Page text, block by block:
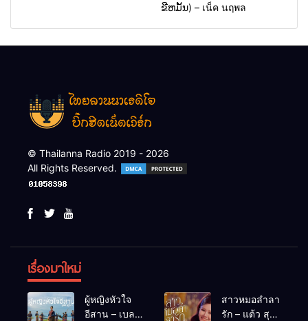
ຂີຫມັ້ນ) – เน็ค นฤพล
© Thailanna Radio 2019 - 2026
All Rights Reserved.
เรื่องมาใหม่
ผู้หญิงหัวใจ
อีสาน – เบลล์
สาวหมอลำลา
รัก – แต้ว สุ